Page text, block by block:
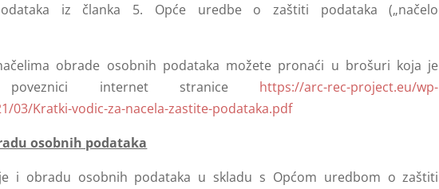
iz članka 5. Opće uredbe o zaštiti podataka („načelo
obrade osobnih podataka možete pronaći u brošuri koja je
internet stranice https://arc-rec-project.eu/wp-
03/Kratki-vodic-za-nacela-zastite-podataka.pdf
osobnih podataka
i obradu osobnih podataka u skladu s Općom uredbom o zaštiti